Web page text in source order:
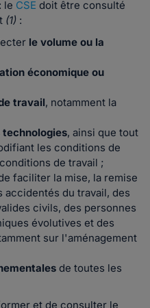
le CSE doit être consulté
(1) :
le volume ou la
économique ou
travail, notamment la
, ainsi que tout
les conditions de
de travail ;
faciliter la mise, la remise
accidentés du travail, des
civils, des personnes
évolutives et des
sur l'aménagement
de toutes les
et de consulter le